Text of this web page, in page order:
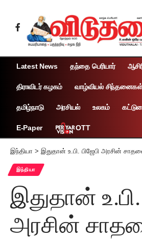
Latest News தந்தை பெரியார்
திராவிடர் கழகம் வாழ்வியல்
தமிழ்நாடு அரசியல் உலகம்
E-Paper OTT
இந்தியா > இதுதான் உ.பி. பிஜேபி அரசின் சாதனை 21
இந்தியா
இதுதான் உ.பி.
அரசின்